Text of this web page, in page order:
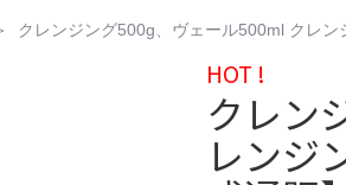
クレンジング500g、ヴェール500ml クレン
HOT !
クレン
レンジ